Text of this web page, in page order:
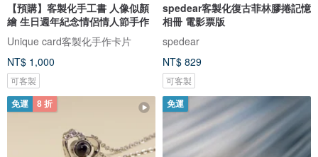
【預購】客製化手工書 人像似顏
繪 生日週年紀念情侶情人節手作
Unique card客製化手作卡片
NT$ 1,000
可客製
spedear客製化復古菲林膠捲記憶
相冊 電影票版
spedear
NT$ 829
可客製
免運 8 折 免運